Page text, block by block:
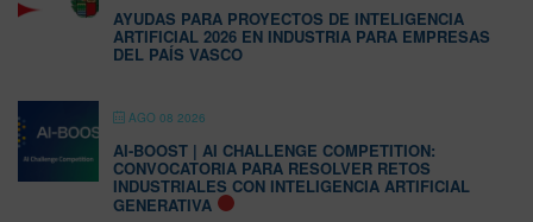
AYUDAS PARA PROYECTOS DE INTELIGENCIA
ARTIFICIAL 2026 EN INDUSTRIA PARA EMPRESAS
DEL PAÍS VASCO
AGO 08 2026
AI-BOOST | AI CHALLENGE COMPETITION:
CONVOCATORIA PARA RESOLVER RETOS
INDUSTRIALES CON INTELIGENCIA ARTIFICIAL
GENERATIVA